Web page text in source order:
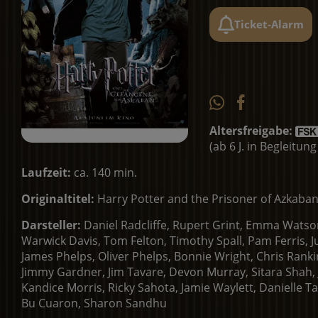
Ticket-Alarm
Altersfreigabe:
(ab 6 J. in
Laufzeit: ca. 140 min.
Originaltitel: Harry Potter and the Prisoner of Azkaban
Darsteller: Daniel Radcliffe, Rupert Grint, Emma
Warwick Davis, Tom Felton, Timothy Spall, Pam Ferris,
James Phelps, Oliver Phelps, Bonnie Wright, Chris
Jimmy Gardner, Jim Tavare, Devon Murray, Sitara
Kandice Morris, Ricky Sahota, Jamie Waylett, Danielle
Bu Cuaron, Sharon Sandhu